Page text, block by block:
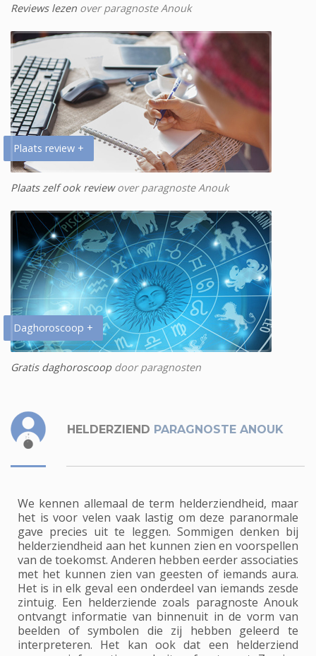
Reviews lezen over paragnoste Anouk
Plaats review +
Plaats zelf ook reviewover paragnoste Anouk
Daghoroscoop +
Gratis daghoroscoopdoor paragnosten
HELDERZIEND PARAGNOSTE ANOUK
We kennen allemaal de term helderziendheid, maar
het is voor velen vaak lastig om deze paranormale
gave precies uit te leggen. Sommigen denken bij
helderziendheid aan het kunnen zien en voorspellen
van de toekomst. Anderen hebben eerder associaties
met het kunnen zien van geesten of iemands aura.
Het is in elk geval een onderdeel van iemands zesde
zintuig. Een helderziende zoals paragnoste Anouk
ontvangt informatie van binnenuit in de vorm van
beelden of symbolen die zij hebben geleerd te
interpreteren. Het kan ook dat een helderziend